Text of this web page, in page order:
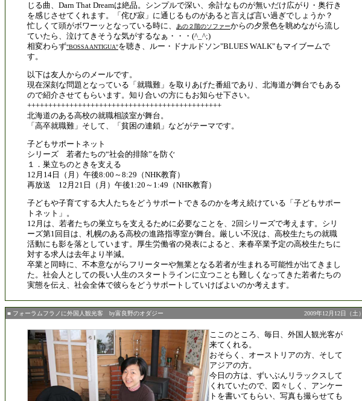
じる曲、Darn That Dreamは絶品。シンプルで深い、余計なものが無いだけ広がり・奥行き
を感じさせてくれます。「侘び寂」に通じるものがあると言えば言い過ぎでしょうか？
忙しくて頭がボワーッとなっている時に、
あの２階のソファーからの夕景色を眺めながら流し
ていたら、泣けてきそうな気がするなぁ・・・(^_^;)
相変わらず"BOSSA ANTIGUA"を聴き、ルー・ドナルドソン"BLUES WALK"もマイブームで
す。
以下は友人からのメールです。
現在深刻な問題となっている「就職難」を取りあげた番組であり、北海道が舞台でもある
ので紹介させてもらいます。知り合いの方にもお知らせ下さい。
++++++++++++++++++++++++++++++++++++++++++++++
北海道のある高校の就職相談室が舞台。
「高卒就職難」そして、「貧困の連鎖」などがテーマです。
子どもサポートネット
シリーズ 若者たちの“社会的排除”を防ぐ
１．巣立ちのときを支える
12月14日（月）午後8:00～8:29（NHK教育）
再放送 12月21日（月）午後1:20～1:49（NHK教育）
子どもや子育てする大人たちをどうサポートできるのかを考え続けている「子どもサポー
トネット」。
12月は、若者たちの巣立ちを支えるために必要なことを、2回シリーズで考えます。シリ
ーズ第1回目は、札幌のある高校の進路指導室が舞台。厳しい不況は、高校生たちの就職
活動にも影を落としています。厚生労働省の発表によると、来春卒業予定の高校生たちに
対する求人は去年より半減。
卒業と同時に、不本意ながらフリーターや無業となる若者が生まれる可能性が出てきまし
た。社会人としての長い人生のスタートラインに立つことも難しくなってきた若者たちの
実態を伝え、社会全体で彼らをどうサポートしていけばよいのか考えます。
■ フォーラムフラノに外国人観光客 by富良野のオダジー 2009年12月12日（土）
ここのところ、毎日、外国人観光客が
来てくれる。
おそらく、オーストリアの方、そして
アジアの方。
今日の方は、ずいぶんリラックスして
くれていたので、図々しく、アンケー
トを書いてもらい、写真も撮らせても